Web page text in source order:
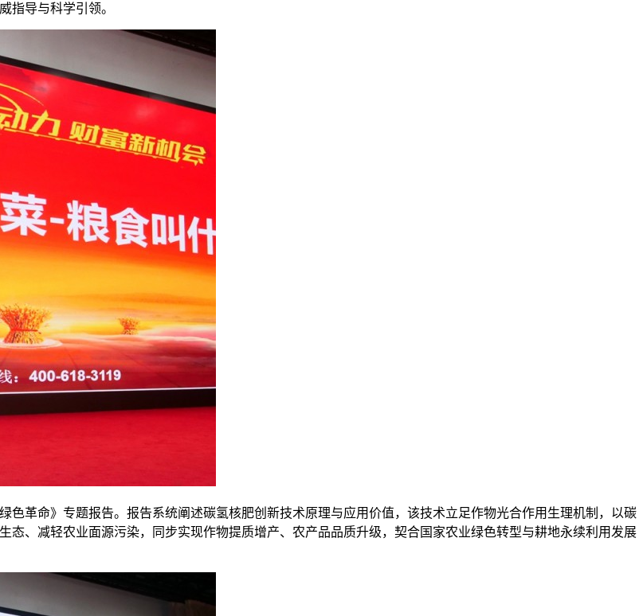
指导与科学引领。
色革命》专题报告。报告系统阐述碳氢核肥创新技术原理与应用价值，该技术立足作物光合作用生理机制，以碳
、减轻农业面源污染，同步实现作物提质增产、农产品品质升级，契合国家农业绿色转型与耕地永续利用发展